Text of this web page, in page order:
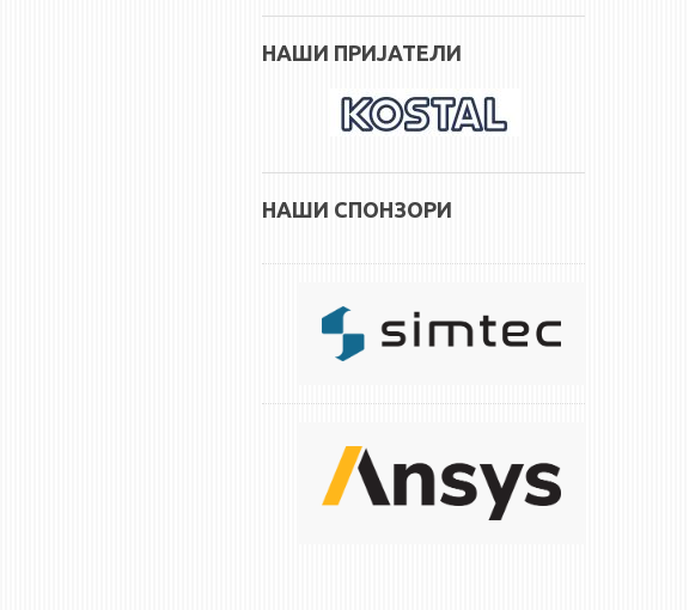
НАШИ ПРИЈАТЕЛИ
НАШИ СПОНЗОРИ